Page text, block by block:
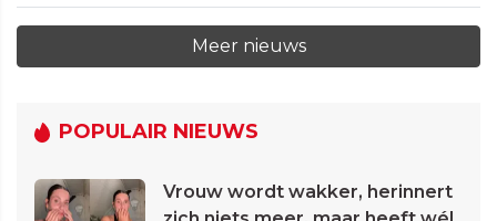
Meer nieuws
POPULAIR NIEUWS
Vrouw wordt wakker, herinnert